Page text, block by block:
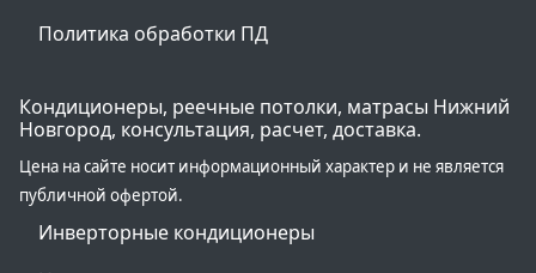
Политика обработки ПД
Кондиционеры, реечные потолки, матрасы Нижний
Новгород, консультация, расчет, доставка.
Цена на сайте носит информационный характер и не является
публичной офертой.
Инверторные кондиционеры